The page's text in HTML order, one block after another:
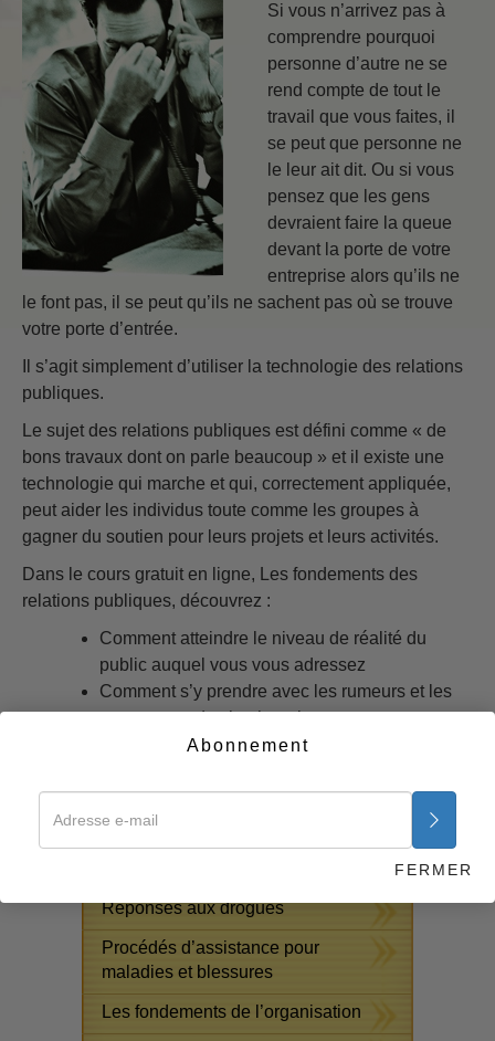
Si vous n’arrivez pas à
comprendre pourquoi
personne d’autre ne se
rend compte de tout le
travail que vous faites, il
se peut que personne ne
le leur ait dit. Ou si vous
pensez que les gens
devraient faire la queue
devant la porte de votre
entreprise alors qu’ils ne
le font pas, il se peut qu’ils ne sachent pas où se trouve
votre porte d’entrée.
Il s’agit simplement d’utiliser la technologie des relations
publiques.
Le sujet des relations publiques est défini comme « de
bons travaux dont on parle beaucoup » et il existe une
technologie qui marche et qui, correctement appliquée,
peut aider les individus toute comme les groupes à
gagner du soutien pour leurs projets et leurs activités.
Dans le cours gratuit en ligne, Les fondements des
relations publiques, découvrez :
Comment atteindre le niveau de réalité du
public auquel vous vous adressez
Comment s’y prendre avec les rumeurs et les
campagnes de chuchoteries
Les fondements de la réussite dans les
Commencer maintenant >>
Réponses aux drogues
Procédés d’assistance pour
maladies et blessures
Les fondements de l’organisation
Abonnement
FERMER